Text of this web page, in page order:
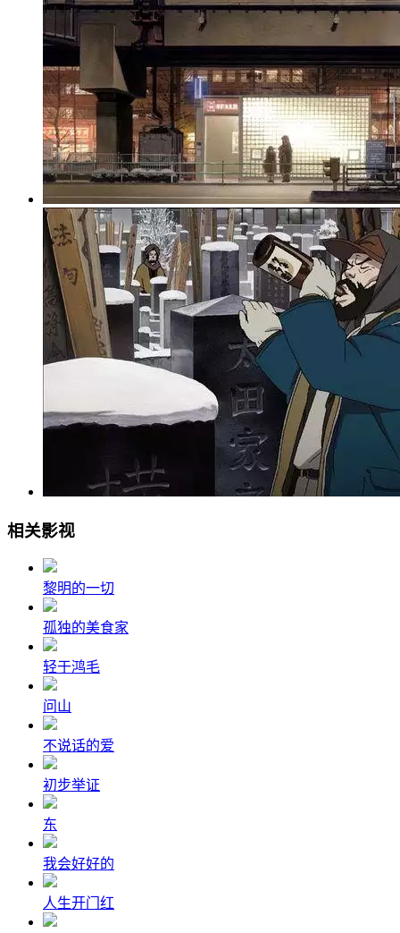
相关影视
黎明的一切
孤独的美食家
轻于鸿毛
问山
不说话的爱
初步举证
东
我会好好的
人生开门红